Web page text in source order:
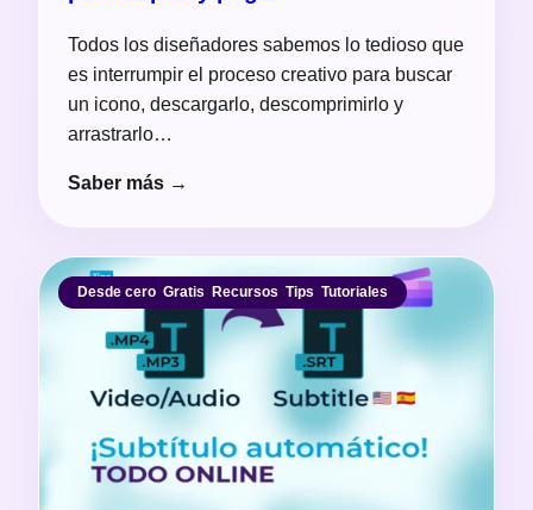
Todos los diseñadores sabemos lo tedioso que
es interrumpir el proceso creativo para buscar
un icono, descargarlo, descomprimirlo y
arrastrarlo…
Saber más →
Desde cero, Gratis, Recursos, Tips, Tutoriales